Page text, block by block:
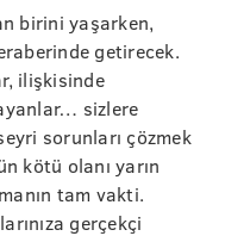
birini yaşarken,
getirecek.
ilişkisinde
sizlere
sorunları çözmek
kötü olanı yarın
tam vakti.
gerçekçi